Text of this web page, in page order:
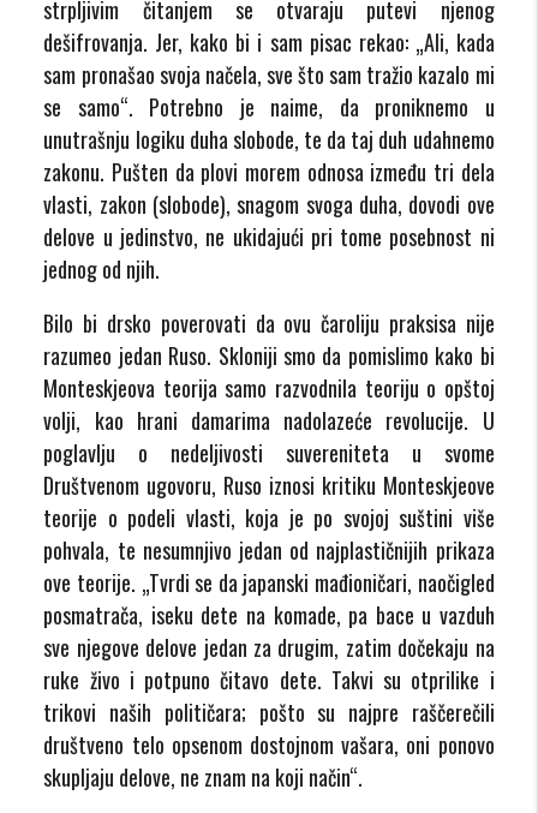
strpljivim čitanjem se otvaraju putevi njenog
dešifrovanja. Jer, kako bi i sam pisac rekao: „Ali, kada
sam pronašao svoja načela, sve što sam tražio kazalo mi
se samo“. Potrebno je naime, da proniknemo u
unutrašnju logiku duha slobode, te da taj duh udahnemo
zakonu. Pušten da plovi morem odnosa između tri dela
vlasti, zakon (slobode), snagom svoga duha, dovodi ove
delove u jedinstvo, ne ukidajući pri tome posebnost ni
jednog od njih.
Bilo bi drsko poverovati da ovu čaroliju praksisa nije
razumeo jedan Ruso. Skloniji smo da pomislimo kako bi
Monteskjeova teorija samo razvodnila teoriju o opštoj
volji, kao hrani damarima nadolazeće revolucije. U
poglavlju o nedeljivosti suvereniteta u svome
Društvenom ugovoru, Ruso iznosi kritiku Monteskjeove
teorije o podeli vlasti, koja je po svojoj suštini više
pohvala, te nesumnjivo jedan od najplastičnijih prikaza
ove teorije. „Tvrdi se da japanski mađioničari, naočigled
posmatrača, iseku dete na komade, pa bace u vazduh
sve njegove delove jedan za drugim, zatim dočekaju na
ruke živo i potpuno čitavo dete. Takvi su otprilike i
trikovi naših političara; pošto su najpre raščerečili
društveno telo opsenom dostojnom vašara, oni ponovo
skupljaju delove, ne znam na koji način“.